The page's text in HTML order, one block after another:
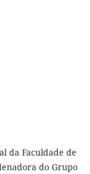
da Faculdade de
do Grupo